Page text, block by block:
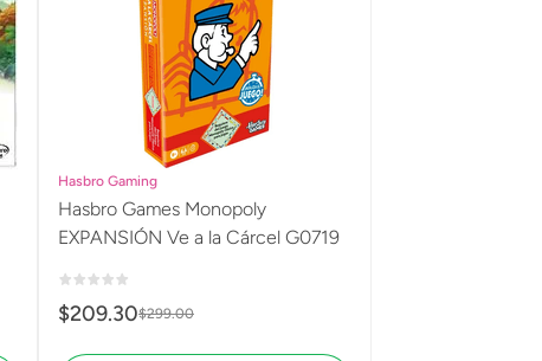
Hasbro Gaming
Hasbro Games Monopoly
EXPANSIÓN Ve a la Cárcel G0719
$209.30$299.00